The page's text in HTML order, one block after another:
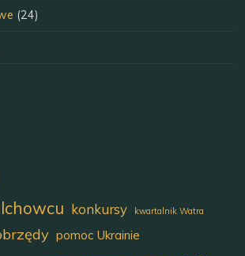
(24)
konkursy kwartalnik Watra
pomoc Ukrainie